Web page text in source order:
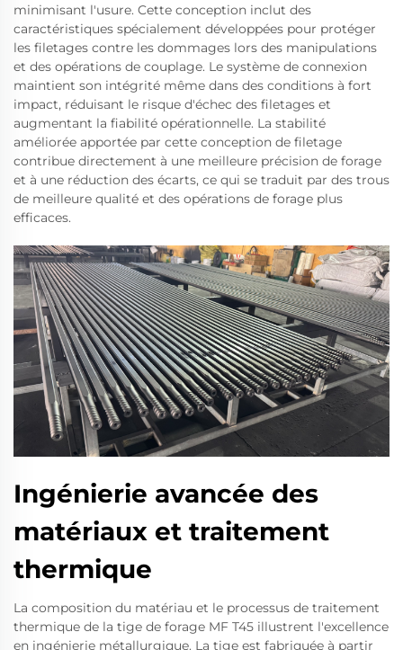
minimisant l'usure. Cette conception inclut des
caractéristiques spécialement développées pour protéger
les filetages contre les dommages lors des manipulations
et des opérations de couplage. Le système de connexion
maintient son intégrité même dans des conditions à fort
impact, réduisant le risque d'échec des filetages et
augmentant la fiabilité opérationnelle. La stabilité
améliorée apportée par cette conception de filetage
contribue directement à une meilleure précision de forage
et à une réduction des écarts, ce qui se traduit par des trous
de meilleure qualité et des opérations de forage plus
efficaces.
Ingénierie avancée des
matériaux et traitement
thermique
La composition du matériau et le processus de traitement
thermique de la tige de forage MF T45 illustrent l'excellence
en ingénierie métallurgique. La tige est fabriquée à partir